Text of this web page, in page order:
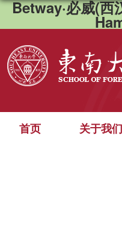
Betway·必威(西
首页 关于我们